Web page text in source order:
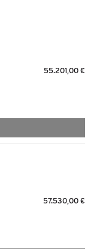
55.201,00 €
57.530,00 €